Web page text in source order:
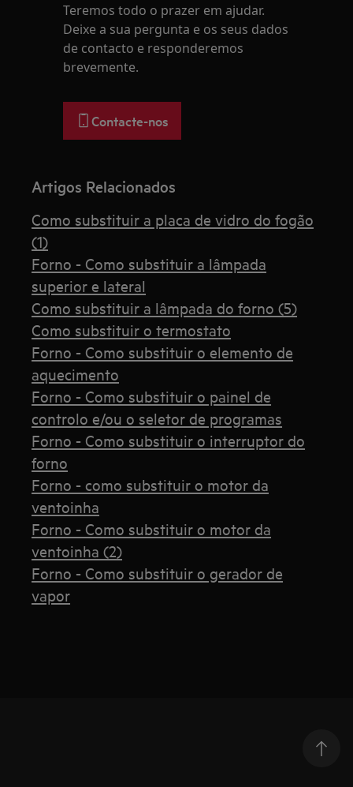
Teremos todo o prazer em ajudar.
Deixe a sua pergunta e os seus dados
de contacto e responderemos
brevemente.
Contacte-nos
Artigos Relacionados
Como substituir a placa de vidro do fogão
(1)
Forno - Como substituir a lâmpada
superior e lateral
Como substituir a lâmpada do forno (5)
Como substituir o termostato
Forno - Como substituir o elemento de
aquecimento
Forno - Como substituir o painel de
controlo e/ou o seletor de programas
Forno - Como substituir o interruptor do
forno
Forno - como substituir o motor da
ventoinha
Forno - Como substituir o motor da
ventoinha (2)
Forno - Como substituir o gerador de
vapor